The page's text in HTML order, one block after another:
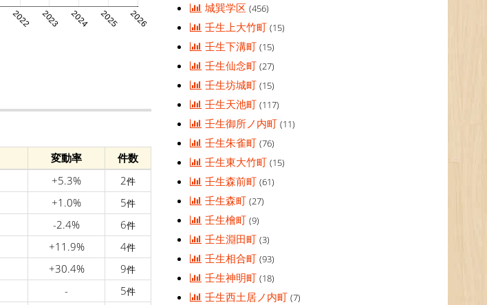
2022 2023 2024 2025 2026
変動率
件数
+5.3% 2件
+1.0% 5件
-2.4% 6件
+11.9% 4件
+30.4% 9件
- 5件
城巽学区(456)
壬生上大竹町(15)
壬生下溝町(15)
壬生仙念町(27)
壬生坊城町(15)
壬生天池町(117)
壬生御所ノ内町(11)
壬生朱雀町(76)
壬生東大竹町(15)
壬生森前町(61)
壬生森町(27)
壬生檜町(9)
壬生淵田町(3)
壬生相合町(93)
壬生神明町(18)
壬生西土居ノ内町(7)